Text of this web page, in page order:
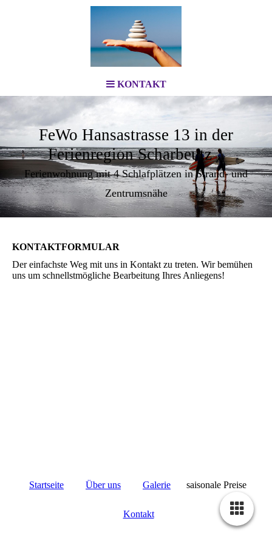
KONTAKT
FeWo Hansastrasse 13 in der
Ferienregion Scharbeutz
Ferienwohnung mit 4 Schlafplätzen in Strand- und
Zentrumsnähe
KONTAKTFORMULAR
Der einfachste Weg mit uns in Kontakt zu treten. Wir bemühen
uns um schnellstmögliche Bearbeitung Ihres Anliegens!
Startseite Über uns Galerie saisonale Preise
Kontakt